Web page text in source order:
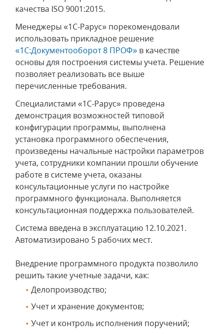
качества ISO 9001:2015.
Менеджеры «1С-Рарус» порекомендовали
использовать прикладное решение
«1С:Документооборот 8 ПРОФ» в качестве
основы для построения системы учета. Решение
позволяет реализовать все выше
перечисленные требования.
Специалистами «1C-Papyc» проведена
демонстрация возможностей типовой
конфигурации программы, выполнена
установка программного обеспечения,
произведены начальные настройки параметров
учета, сотрудники компании прошли обучение
работе в системе учета, оказаны
консультационные услуги по настройке
программного функционала. Выполняется
консультационная поддержка пользователей.
Система введена в эксплуатацию 12.10.2021.
Автоматизировано 5 рабочих мест.
Внедрение программного продукта позволило
решить такие учетные задачи, как:
Делопроизводство;
Учет и хранение документов;
Учет и контроль исполнения поручений;